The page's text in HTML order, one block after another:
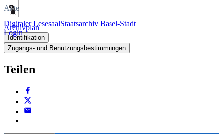
Digitaler LesesaalStaatsarchiv Basel-Stadt
Login
Akte
Archivplan
Identifikation
Zugangs- und Benutzungsbestimmungen
Teilen